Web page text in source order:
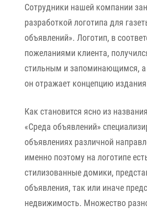
Сотрудники нашей компании
разработкой логотипа для
объявлений». Логотип, в
пожеланиями клиента,
стильным и запоминающимся, а
он отражает концепцию
Как становится ясно из
«Среда объявлений»
объявлениях различной
именно поэтому на логотипе
стилизованные домики,
объявления, так или иначе
недвижимость. Множество